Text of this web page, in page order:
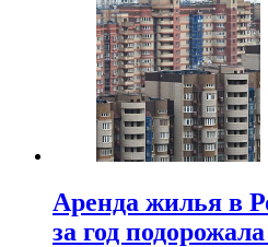
Аренда жилья в
за год